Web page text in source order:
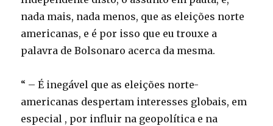
nada mais, nada menos, que as eleições norte
americanas, e é por isso que eu trouxe a
palavra de Bolsonaro acerca da mesma.
“ – É inegável que as eleições norte-
americanas despertam interesses globais, em
especial , por influir na geopolítica e na